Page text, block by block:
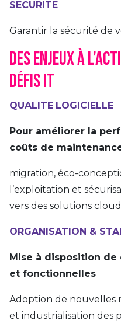
SECURITE
Garantir la sécurité de
Des enjeux à
défis IT
QUALITE LOGICIELLE
Pour améliorer la
coûts de
migration, éco-
l’exploitation et
vers des solutions
ORGANISATION &
Mise à disposition
et fonctionnelles
Adoption de nouvelles
et industrialisation des